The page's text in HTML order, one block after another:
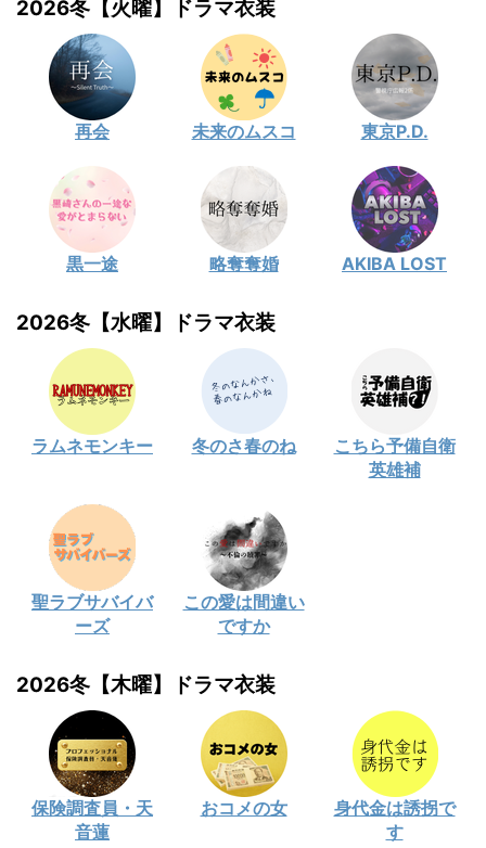
2026冬【火曜】ドラマ衣装
再会 未来のムスコ 東京P.D.
黒一途 略奪奪婚 AKIBA LOST
2026冬【水曜】ドラマ衣装
ラムネモンキー 冬のさ春のね
こちら予備自衛
英雄補
聖ラブサバイバ
ーズ
この愛は間違い
ですか
2026冬【木曜】ドラマ衣装
保険調査員・天
音蓮
おコメの女
身代金は誘拐で
す